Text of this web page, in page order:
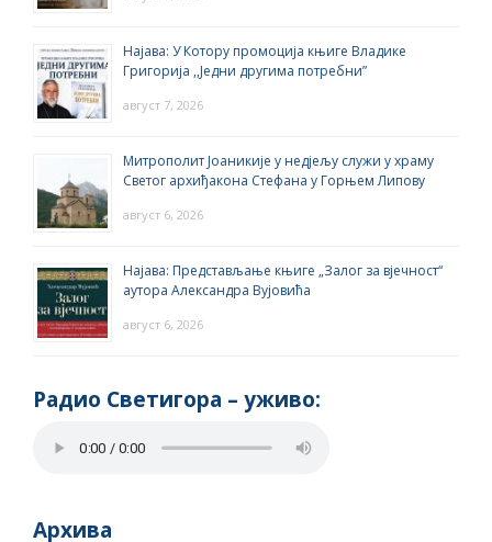
Најава: У Котору промоција књиге Владике
Григорија ,,Једни другима потребни”
август 7, 2026
Митрополит Јоаникије у недјељу служи у храму
Светог архиђакона Стефана у Горњем Липову
август 6, 2026
Најава: Представљање књиге „Залог за вјечност“
аутора Александра Вујовића
август 6, 2026
Радио Светигора – yживо:
Архива